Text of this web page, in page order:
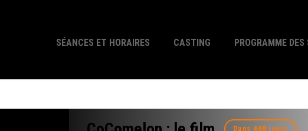
SÉANCES ET HORAIRES CASTING PROGRAMME DES
Dans 468 jours